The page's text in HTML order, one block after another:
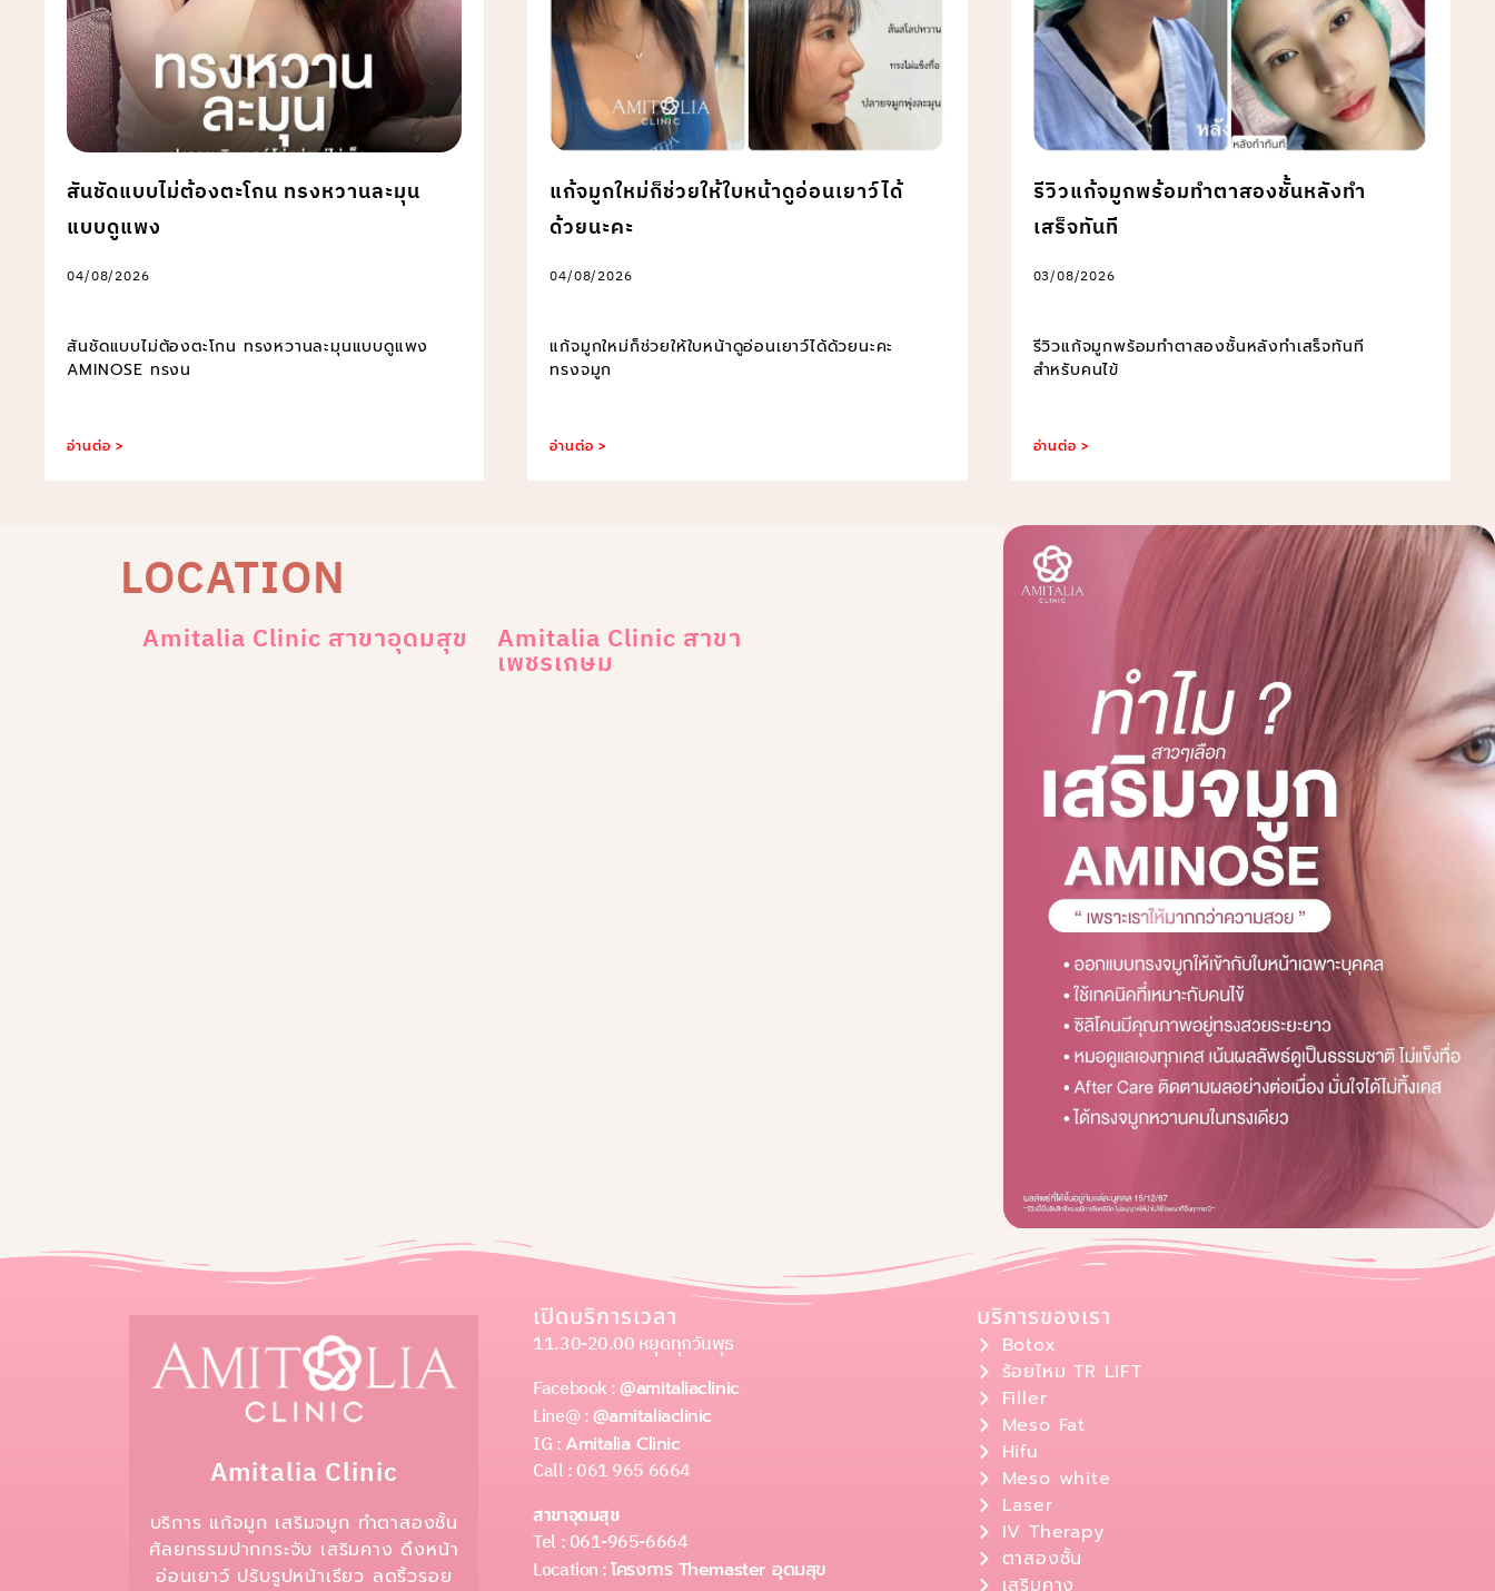
สันชัดแบบไม่ต้องตะโกน ทรงหวานละมุน
แบบดูแพง
04/08/2026
สันชัดแบบไม่ต้องตะโกน ทรงหวานละมุนแบบดูแพง
AMINOSE ทรงน
อ่านต่อ >
แก้จมูกใหม่ก็ช่วยให้ใบหน้าดูอ่อนเยาว์ได้
ด้วยนะคะ
04/08/2026
แก้จมูกใหม่ก็ช่วยให้ใบหน้าดูอ่อนเยาว์ได้ด้วยนะคะ
ทรงจมูก
อ่านต่อ >
รีวิวแก้จมูกพร้อมทำตาสองชั้นหลังทำ
เสร็จทันที
03/08/2026
รีวิวแก้จมูกพร้อมทำตาสองชั้นหลังทำเสร็จทันที
สำหรับคนไข้
อ่านต่อ >
LOCATION
Amitalia Clinic สาขาอุดมสุข Amitalia Clinic สาขา
เพชรเกษม
Amitalia Clinic
บริการ แก้จมูก เสริมจมูก ทำตาสองชั้น
ศัลยกรรมปากกระจับ เสริมคาง ดึงหน้า
อ่อนเยาว์ ปรับรูปหน้าเรียว ลดริ้วรอย
เปิดบริการเวลา
11.30-20.00 หยุดทุกวันพุธ
Facebook :@amitaliaclinic
Line@ :@amitaliaclinic
IG : Amitalia Clinic
Call : 061 965 6664
สาขาอุดมสุข
Tel : 061-965-6664
Location :โครงการ Themaster อุดมสุข
บริการของเรา
Botox
ร้อยไหม TR LIFT
Filler
Meso Fat
Hifu
Meso white
Laser
IV Therapy
ตาสองชั้น